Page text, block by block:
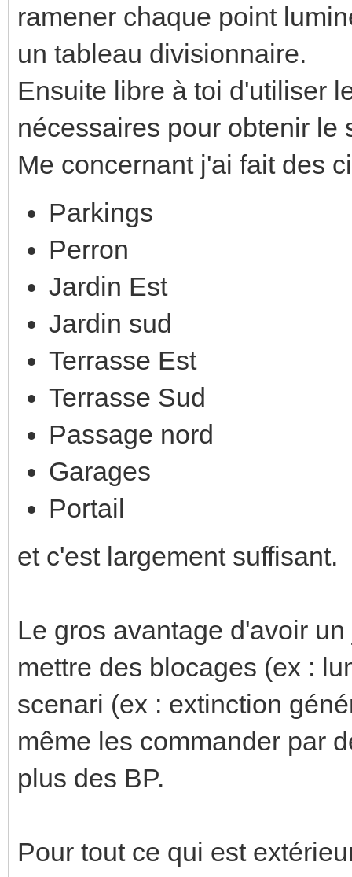
ramener chaque point
un tableau divisionnaire.
Ensuite libre à toi d'utiliser
nécessaires pour obtenir le
Me concernant j'ai fait des
Parkings
Perron
Jardin Est
Jardin sud
Terrasse Est
Terrasse Sud
Passage nord
Garages
Portail
et c'est largement suffisant.
Le gros avantage d'avoir
mettre des blocages (ex :
scenari (ex : extinction
même les commander par
plus des BP.
Pour tout ce qui est